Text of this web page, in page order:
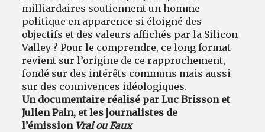
milliardaires soutiennent un homme
politique en apparence si éloigné des
objectifs et des valeurs affichés par la Silicon
Valley ? Pour le comprendre, ce long format
revient sur l’origine de ce rapprochement,
fondé sur des intérêts communs mais aussi
sur des connivences idéologiques.
Un documentaire réalisé par Luc Brisson et
Julien Pain, et les journalistes de
l’émission Vrai ou Faux